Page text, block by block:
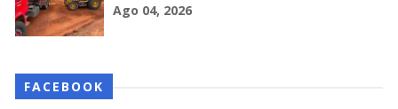
Ago 04, 2026
FACEBOOK